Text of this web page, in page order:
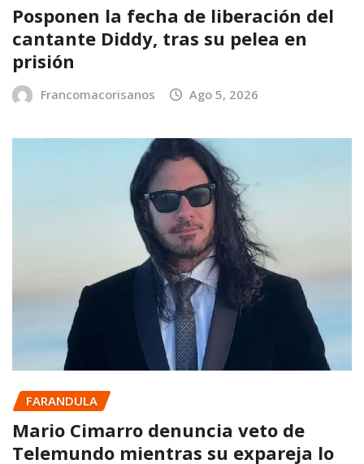
Posponen la fecha de liberación del
cantante Diddy, tras su pelea en
prisión
Francomacorisanos Ago 5, 2026
FARANDULA
Mario Cimarro denuncia veto de
Telemundo mientras su expareja lo